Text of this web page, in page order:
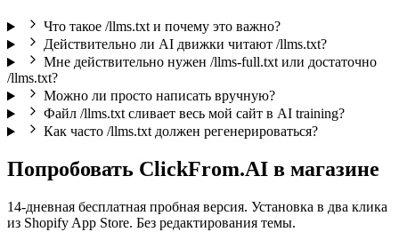
Что такое /llms.txt и почему это важно?
Действительно ли AI движки читают /llms.txt?
Мне действительно нужен /llms-full.txt или достаточно
/llms.txt?
Можно ли просто написать вручную?
Файл /llms.txt сливает весь мой сайт в AI training?
Как часто /llms.txt должен регенерироваться?
Попробовать ClickFrom.AI в магазине
14-дневная бесплатная пробная версия. Установка в два клика
из Shopify App Store. Без редактирования темы.